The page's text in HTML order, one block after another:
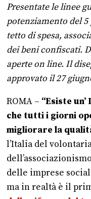
Presentate le linee
potenziamento del
tetto di spesa,
dei beni confiscati.
aperte on line. Il
approvato il 27
ROMA – “Esiste
che tutti i giorni
migliorare la
l’Italia del
delle imprese
ma in realtà è il